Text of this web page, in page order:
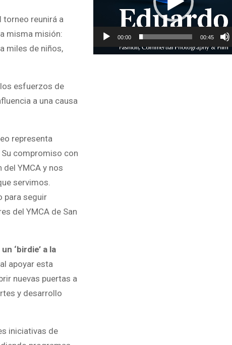
torneo reunirá a
misma misión:
miles de niños,
esfuerzos de
a una causa
representa
compromiso con
YMCA y nos
servimos.
para seguir
del YMCA de San
‘birdie’ a la
apoyar esta
nuevas puertas a
y desarrollo
iniciativas de
00:00 00:45